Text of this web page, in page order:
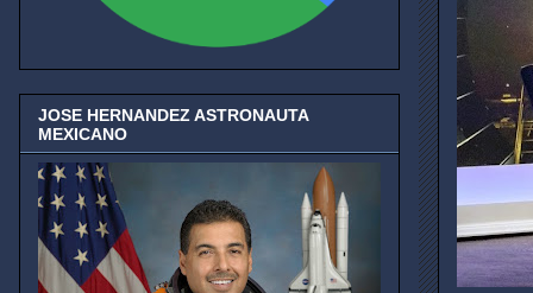
JOSE HERNANDEZ ASTRONAUTA
MEXICANO